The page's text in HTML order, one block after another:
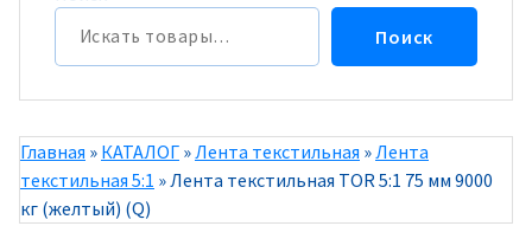
Поиск
Главная » КАТАЛОГ »Лента текстильная »Лента
текстильная 5:1 »Лента текстильная TOR 5:1 75 мм 9000
кг (желтый) (Q)